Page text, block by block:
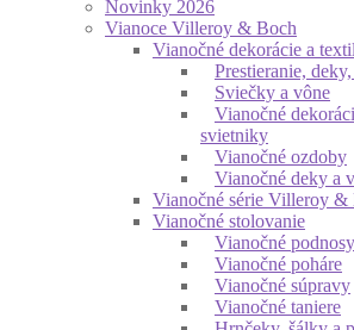
Novinky 2026
Vianoce Villeroy & Boch
Vianočné dekorácie a textil
Prestieranie,
Sviečky a vône
Vianočné
svietniky
Vianočné ozdoby
Vianočné deky a
Vianočné série Villeroy &
Vianočné stolovanie
Vianočné
Vianočné poháre
Vianočné súpravy
Vianočné taniere